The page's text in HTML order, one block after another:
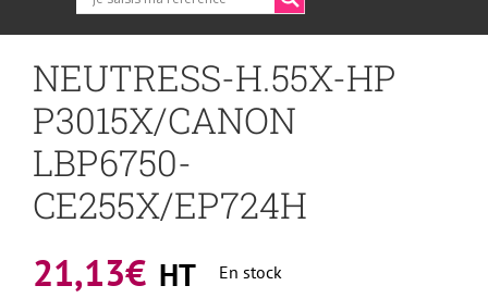
NEUTRESS-H.55X-HP
P3015X/CANON
LBP6750-
CE255X/EP724H
21,13€ HT En stock